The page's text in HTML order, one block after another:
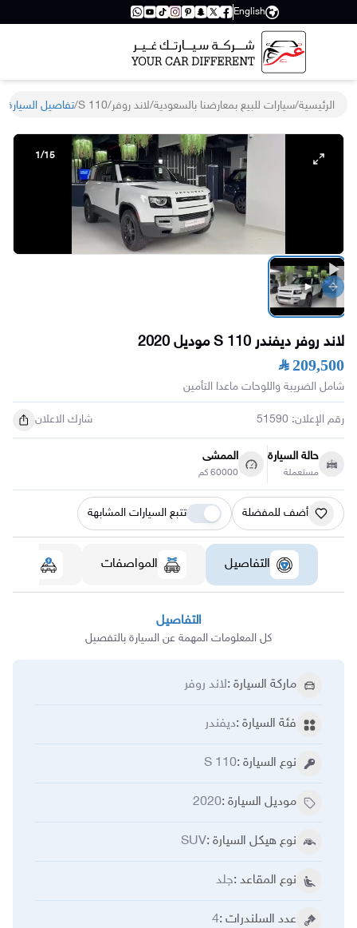
English
الرئيسية/سيارات للبيع بمعارضنا بالسعودية/لاند روفر/
110 S
/تفاصيل السيارة
1/15
Previous slide
Next slide
لاند روفر ديفندر 110 S موديل 2020
SAR 209,500
شامل الضريبة واللوحات ماعدا التأمين
رقم الإعلان:
51590 شارك الاعلان
حالة السيارة
مستعملة
الممشى
60000 كم
أضف للمفضلة تتبع السيارات المشابهة
التفاصيل المواصفات
التفاصيل
كل المعلومات المهمة عن السيارة بالتفصيل
ماركة السيارة :لاند روفر
فئة السيارة :ديفندر
نوع السيارة :
110 S
موديل السيارة :
2020
نوع هيكل السيارة :
SUV
نوع المقاعد :جلد
عدد السلندرات :
4